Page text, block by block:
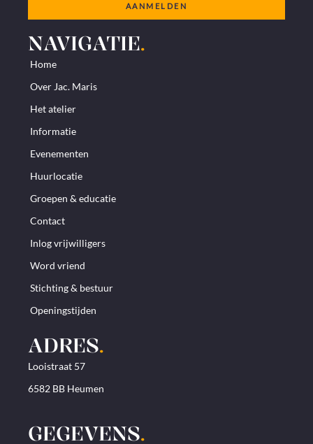
AANMELDEN
NAVIGATIE.
Home
Over Jac. Maris
Het atelier
Informatie
Evenementen
Huurlocatie
Groepen & educatie
Contact
Inlog vrijwilligers
Word vriend
Stichting & bestuur
Openingstijden
ADRES.
Looistraat 57
6582 BB Heumen
GEGEVENS.